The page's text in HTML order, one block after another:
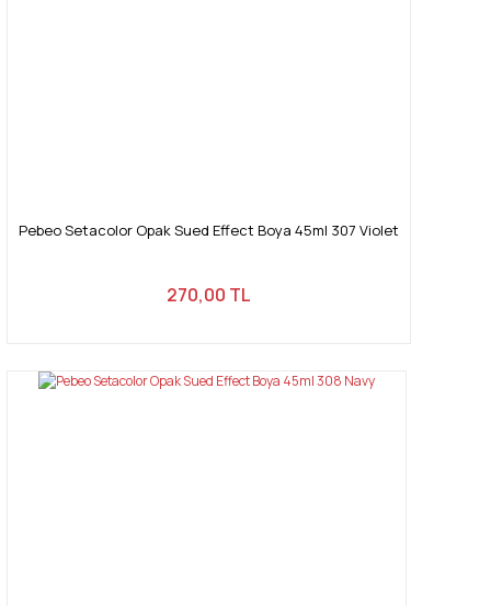
Pebeo Setacolor Opak Sued Effect Boya 45ml 307 Violet
270,00 TL